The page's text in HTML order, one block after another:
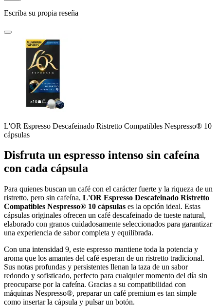
Escriba su propia reseña
L'OR Espresso Descafeinado Ristretto Compatibles Nespresso® 10
cápsulas
Disfruta un espresso intenso sin cafeína
con cada cápsula
Para quienes buscan un café con el carácter fuerte y la riqueza de un
ristretto, pero sin cafeína, L'OR Espresso Descafeinado Ristretto
Compatibles Nespresso® 10 cápsulas es la opción ideal. Estas
cápsulas originales ofrecen un café descafeinado de tueste natural,
elaborado con granos cuidadosamente seleccionados para garantizar
una experiencia de sabor completa y equilibrada.
Con una intensidad 9, este espresso mantiene toda la potencia y
aroma que los amantes del café esperan de un ristretto tradicional.
Sus notas profundas y persistentes llenan la taza de un sabor
redondo y sofisticado, perfecto para cualquier momento del día sin
preocuparse por la cafeína. Gracias a su compatibilidad con
máquinas Nespresso®, preparar un café premium es tan simple
como insertar la cápsula y pulsar un botón.